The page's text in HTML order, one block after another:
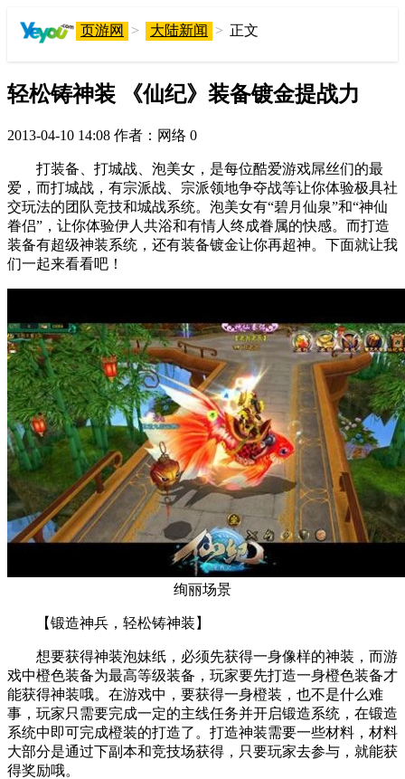
页游网 > 大陆新闻 > 正文
轻松铸神装 《仙纪》装备镀金提战力
2013-04-10 14:08 作者：网络 0
打装备、打城战、泡美女，是每位酷爱游戏屌丝们的最
爱，而打城战，有宗派战、宗派领地争夺战等让你体验极具社
交玩法的团队竞技和城战系统。泡美女有“碧月仙泉”和“神仙
眷侣”，让你体验伊人共浴和有情人终成眷属的快感。而打造
装备有超级神装系统，还有装备镀金让你再超神。下面就让我
们一起来看看吧！
绚丽场景
【锻造神兵，轻松铸神装】
想要获得神装泡妹纸，必须先获得一身像样的神装，而游
戏中橙色装备为最高等级装备，玩家要先打造一身橙色装备才
能获得神装哦。在游戏中，要获得一身橙装，也不是什么难
事，玩家只需要完成一定的主线任务并开启锻造系统，在锻造
系统中即可完成橙装的打造了。打造神装需要一些材料，材料
大部分是通过下副本和竞技场获得，只要玩家去参与，就能获
得奖励哦。